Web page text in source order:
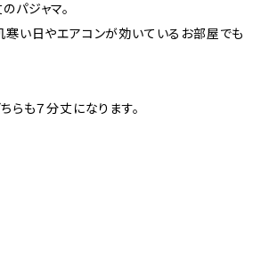
パジャマ。
寒い日やエアコンが効いているお部屋でも
らも７分丈になります。